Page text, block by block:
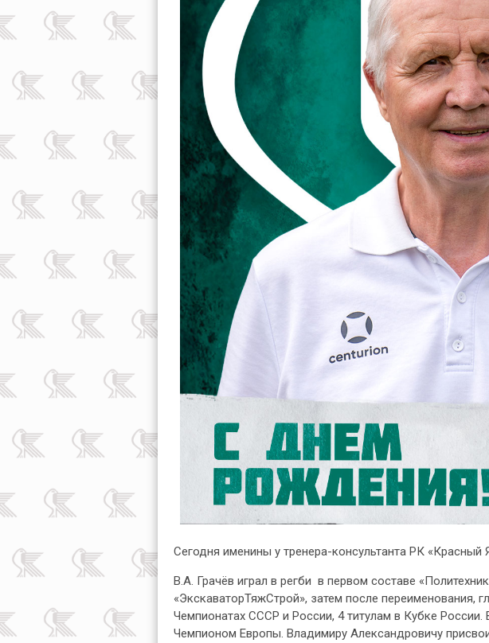
Сегодня именины у тренера-консультанта РК
В.А. Грачёв играл в регби в первом составе
«ЭкскаваторТяжСтрой», затем после
Чемпионатах СССР и России, 4 титулам в Кубке
Чемпионом Европы. Владимиру Александровичу